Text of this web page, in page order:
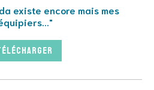
existe encore mais mes